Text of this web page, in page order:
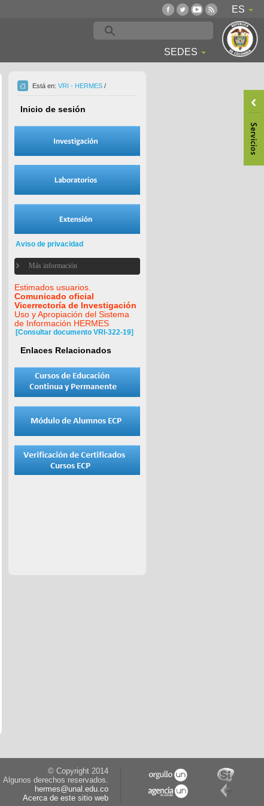
ES
SEDES
Está en: VRI - HERMES /
Inicio de sesión
Aviso de privacidad
Más información
Estimados usuarios.
Comunicado oficial
Vicerrectoría de Investigación
Uso y Apropiación del Sistema
de Información HERMES
[Consultar documento VRI-322-19]
Enlaces Relacionados
© Copyright 2014
Algunos derechos reservados.
hermes@unal.edu.co
Acerca de este sitio web